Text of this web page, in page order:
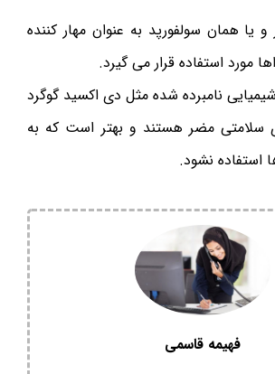
یا همان سولفورپد به عنوان مهار کننده
مورد استفاده قرار می گیرد.
نامبرده شده مثل دی اکسید گوگرد
سلامتی مضر هستند و بهتر است که به
استفاده نشود.
فهیمه قاسمی